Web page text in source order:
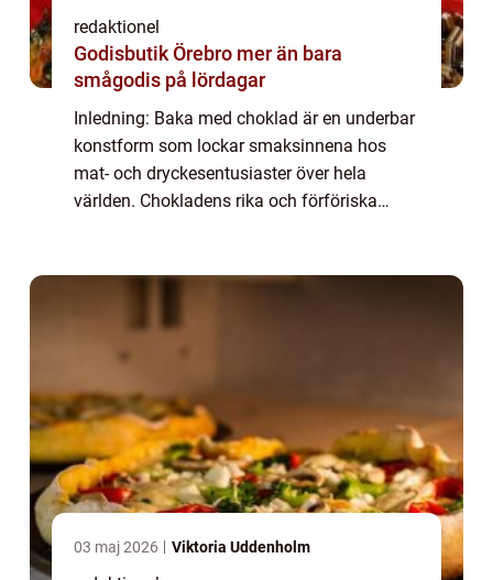
redaktionel
Godisbutik Örebro mer än bara
smågodis på lördagar
Inledning: Baka med choklad är en underbar
konstform som lockar smaksinnena hos
mat- och dryckesentusiaster över hela
världen. Chokladens rika och förföriska
utforska en ö...
03 maj 2026 Viktoria Uddenholm